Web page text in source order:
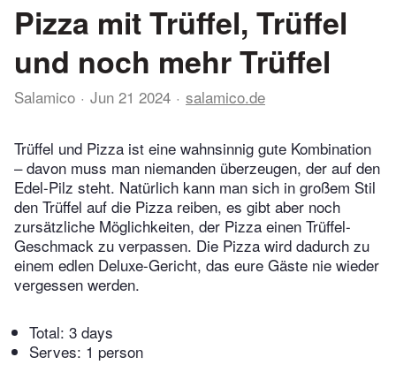
Pizza mit Trüffel, Trüffel
und noch mehr Trüffel
Salamico Jun 21 2024 salamico.de
Trüffel und Pizza ist eine wahnsinnig gute Kombination
– davon muss man niemanden überzeugen, der auf den
Edel-Pilz steht. Natürlich kann man sich in großem Stil
den Trüffel auf die Pizza reiben, es gibt aber noch
zursätzliche Möglichkeiten, der Pizza einen Trüffel-
Geschmack zu verpassen. Die Pizza wird dadurch zu
einem edlen Deluxe-Gericht, das eure Gäste nie wieder
vergessen werden.
Total: 3 days
Serves: 1 person